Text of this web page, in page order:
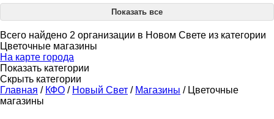
Показать все
Всего найдено 2 организации в Новом Свете из категории
Цветочные магазины
На карте города
Показать категории
Скрыть категории
Главная / КФО / Новый Свет / Магазины / Цветочные
магазины